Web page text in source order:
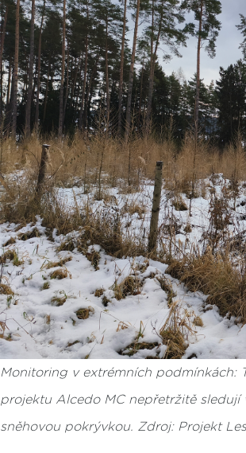
Monitoring v extrémních podmínkách:
projektu Alcedo MC nepřetržitě
sněhovou pokrývkou. Zdroj: Projekt